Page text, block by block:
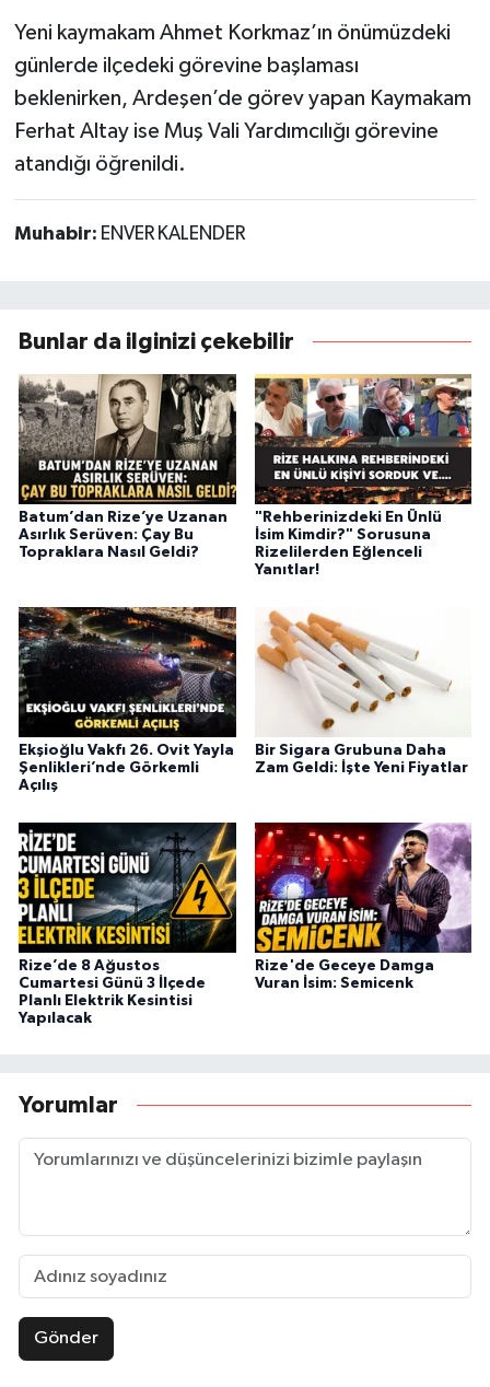
Yeni kaymakam Ahmet Korkmaz’ın önümüzdeki
günlerde ilçedeki görevine başlaması
beklenirken, Ardeşen’de görev yapan Kaymakam
Ferhat Altay ise Muş Vali Yardımcılığı görevine
atandığı öğrenildi.
Muhabir: ENVER KALENDER
Bunlar da ilginizi çekebilir
Batum’dan Rize’ye Uzanan
Asırlık Serüven: Çay Bu
Topraklara Nasıl Geldi?
"Rehberinizdeki En Ünlü
İsim Kimdir?" Sorusuna
Rizelilerden Eğlenceli
Yanıtlar!
Ekşioğlu Vakfı 26. Ovit Yayla
Şenlikleri’nde Görkemli
Açılış
Bir Sigara Grubuna Daha
Zam Geldi: İşte Yeni Fiyatlar
Rize’de 8 Ağustos
Cumartesi Günü 3 İlçede
Planlı Elektrik Kesintisi
Yapılacak
Rize'de Geceye Damga
Vuran İsim: Semicenk
Yorumlar
Gönder